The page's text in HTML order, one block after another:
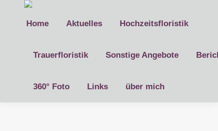
Home Aktuelles Hochzeitsfloristik
Trauerfloristik Sonstige Angebote
360° Foto Links über mich